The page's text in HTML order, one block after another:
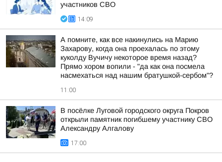
участников СВО
14:09
А помните, как все накинулись на Марию
Захарову, когда она проехалась по этому
куколду Вучичу некоторое время назад?
Прямо хором вопили - "да как она посмела
насмехаться над нашим братушкой-сербом"?
11:00
В посёлке Луговой городского округа Покров
открыли памятник погибшему участнику СВО
Александру Алгалову
17:00